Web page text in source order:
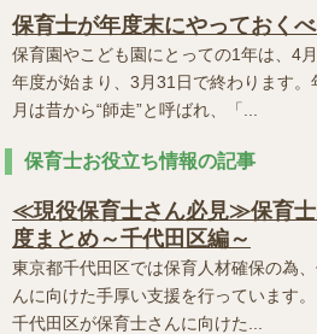
保育士が年度末にやっておく
保育園やこども園にとっての1年は、4
年度が始まり、3月31日で終わります。
月は昔から“師走”と呼ばれ、「...
保育士お役立ち情報の記事
≪現役保育士さん必見≫保育士
度まとめ～千代田区編～
東京都千代田区では保育人材確保の為
んに向けた手厚い支援を行っています。
千代田区が保育士さんに向けた...